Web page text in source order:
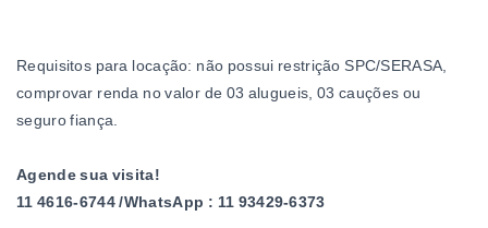
Requisitos para locação: não possui restrição SPC/SERASA,
comprovar renda no valor de 03 alugueis, 03 cauções ou
seguro fiança.
Agende sua visita!
11 4616-6744 /WhatsApp : 11 93429-6373